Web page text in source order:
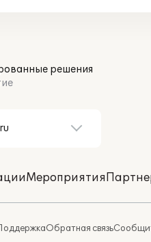
решения
Мероприятия
Обратная связь